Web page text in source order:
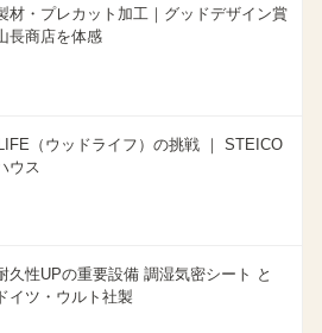
材・プレカット加工｜グッドデザイン賞
長商店を体感
（ウッドライフ）の挑戦 ｜ STEICO
ウス
久性UPの重要設備 調湿気密シート と
イツ・ウルト社製